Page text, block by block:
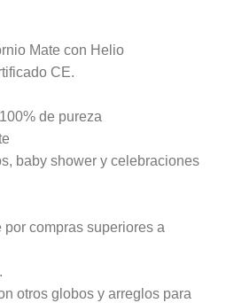
Mate con Helio
CE.
de pureza
baby shower y celebraciones
compras superiores a
otros globos y arreglos para